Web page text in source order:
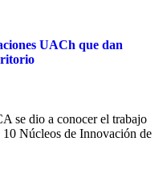
UACh que dan
se dio a conocer el trabajo
Núcleos de Innovación de